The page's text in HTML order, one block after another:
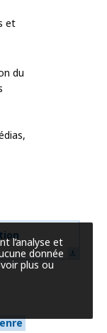
et
du
l’analyse et
donnée
plus ou